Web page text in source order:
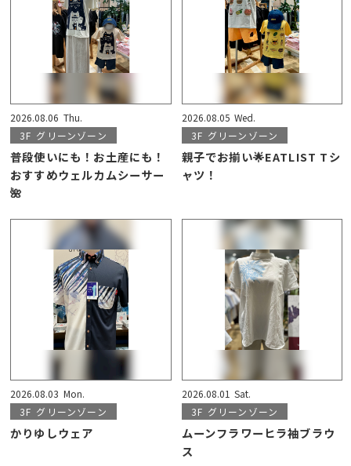
2026.08.06 Thu.
3F グリーンゾーン
普段使いにも！お土産にも！
おすすめウェルカムシーサー
🌺
2026.08.05 Wed.
3F グリーンゾーン
親子でお揃い🌟EATLIST Tシ
ャツ！
2026.08.03 Mon.
3F グリーンゾーン
かりゆしウェア
2026.08.01 Sat.
3F グリーンゾーン
ムーンフラワーヒラ袖ブラウ
ス